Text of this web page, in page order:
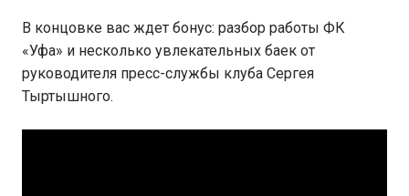
В концовке вас ждет бонус: разбор работы ФК
«Уфа» и несколько увлекательных баек от
руководителя пресс-службы клуба Сергея
Тыртышного.